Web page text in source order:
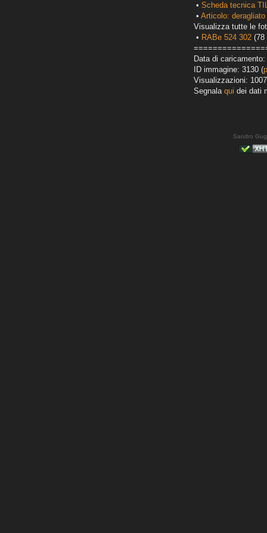
• Scheda tecnica
• Articolo:
Visualizza tutte le
• RABe 524 302 (78
Data di
ID immagine: 3130 (
Visualizzazioni: 1007
Segnala qui dei dati
Sandro